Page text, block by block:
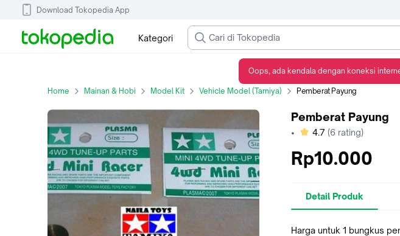
Download Tokopedia App
Kategori
Home Mainan & Hobi Model Kit Vehicle Model (Tamiya) Pemberat Payung
Pemberat Payung
• bintang
4.7 (6 rating)
Rp10.000
Detail Produk
Harga untuk 1 bungkus pemberat
Oops, ada kendala dengan koneksi